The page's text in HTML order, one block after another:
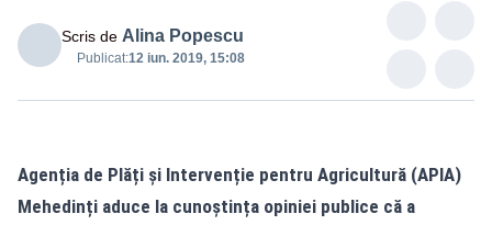
Scris de Alina Popescu
Publicat:12 iun. 2019, 15:08
Agenția de Plăți şi Intervenție pentru Agricultură (APIA)
Mehedinți aduce la cunoștința opiniei publice că a